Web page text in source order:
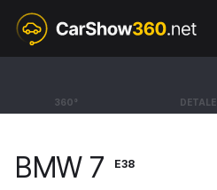
360° DETALE
BMW 7
BMW 7 E38